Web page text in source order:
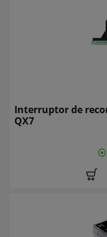
Interruptor de
QX7